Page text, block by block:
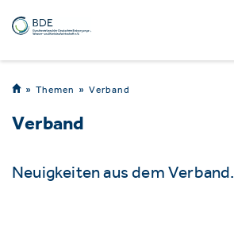
Themen Verband
Verband
Neuigkeiten aus dem Verband.